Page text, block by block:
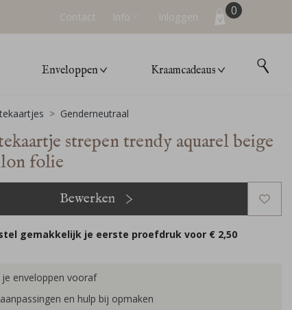
Contact Info Inloggen 0
Enveloppen Kraamcadeaus
Genderneutraal
strepen trendy aquarel beige
folie
Bewerken
gemakkelijk je eerste proefdruk voor € 2,50
je enveloppen vooraf
en hulp bij opmaken